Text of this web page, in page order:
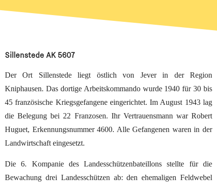
Sillenstede AK 5607
Der Ort Sillenstede liegt östlich von Jever in der Region
Kniphausen. Das dortige Arbeitskommando wurde 1940 für 30 bis
45 französische Kriegsgefangene eingerichtet. Im August 1943 lag
die Belegung bei 22 Franzosen. Ihr Vertrauensmann war Robert
Huguet, Erkennungsnummer 4600. Alle Gefangenen waren in der
Landwirtschaft eingesetzt.
Die 6. Kompanie des Landesschützenbateillons stellte für die
Bewachung drei Landesschützen ab: den ehemaligen Feldwebel